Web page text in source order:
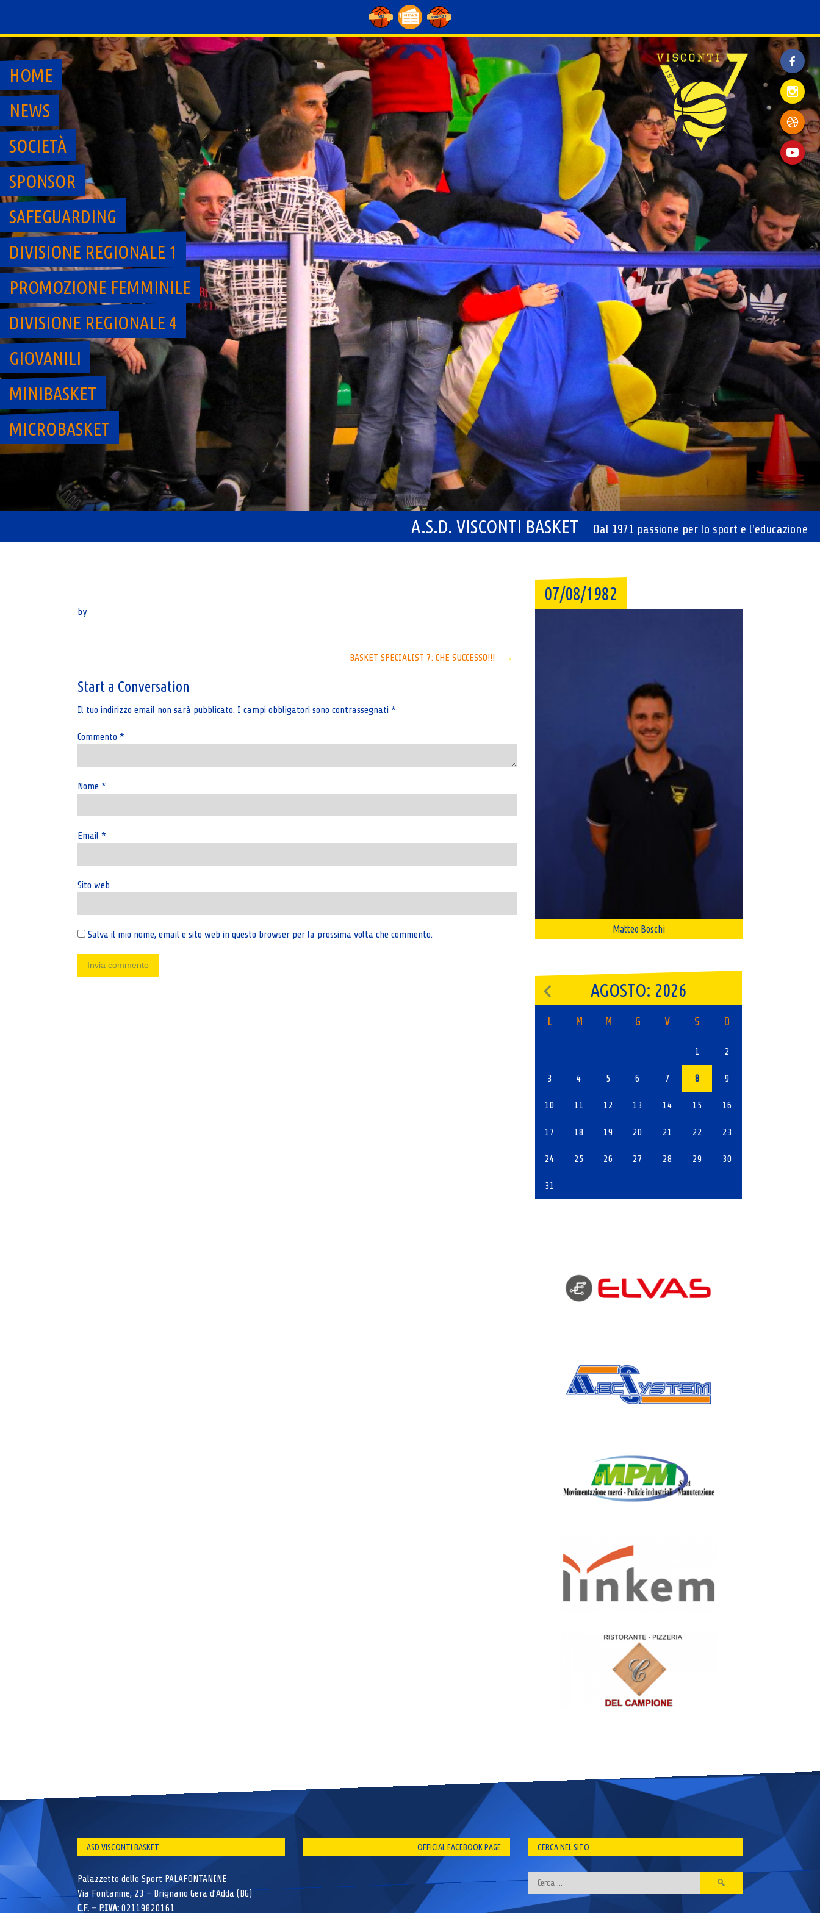
content
A.S.D. VISCONTI BASKET Dal 1971 passione per lo sport e l'educazione
HOME
NEWS
SOCIETÀ
SPONSOR
SAFEGUARDING
DIVISIONE REGIONALE 1
PROMOZIONE FEMMINILE
DIVISIONE REGIONALE 4
GIOVANILI
MINIBASKET
MICROBASKET
by
navigation
BASKET SPECIALIST 7: CHE SUCCESSO!!! →
Start a Conversation
Il tuo indirizzo email non sarà pubblicato. I campi obbligatori sono contrassegnati *
Commento *
Nome *
Email *
Sito web
Salva il mio nome, email e sito web in questo browser per la prossima volta che commento.
07/08/1982
Matteo Boschi
AGOSTO: 2026
L M M G V S D
1 2
3 4 5 6 7 8 9
10 11 12 13 14 15 16
17 18 19 20 21 22 23
24 25 26 27 28 29 30
31
ASD VISCONTI BASKET
Palazzetto dello Sport PALAFONTANINE
Via Fontanine, 23 – Brignano Gera d’Adda (BG)
C.F. – P.IVA: 02119820161
OFFICIAL FACEBOOK PAGE CERCA NEL SITO
Ricerca
per: